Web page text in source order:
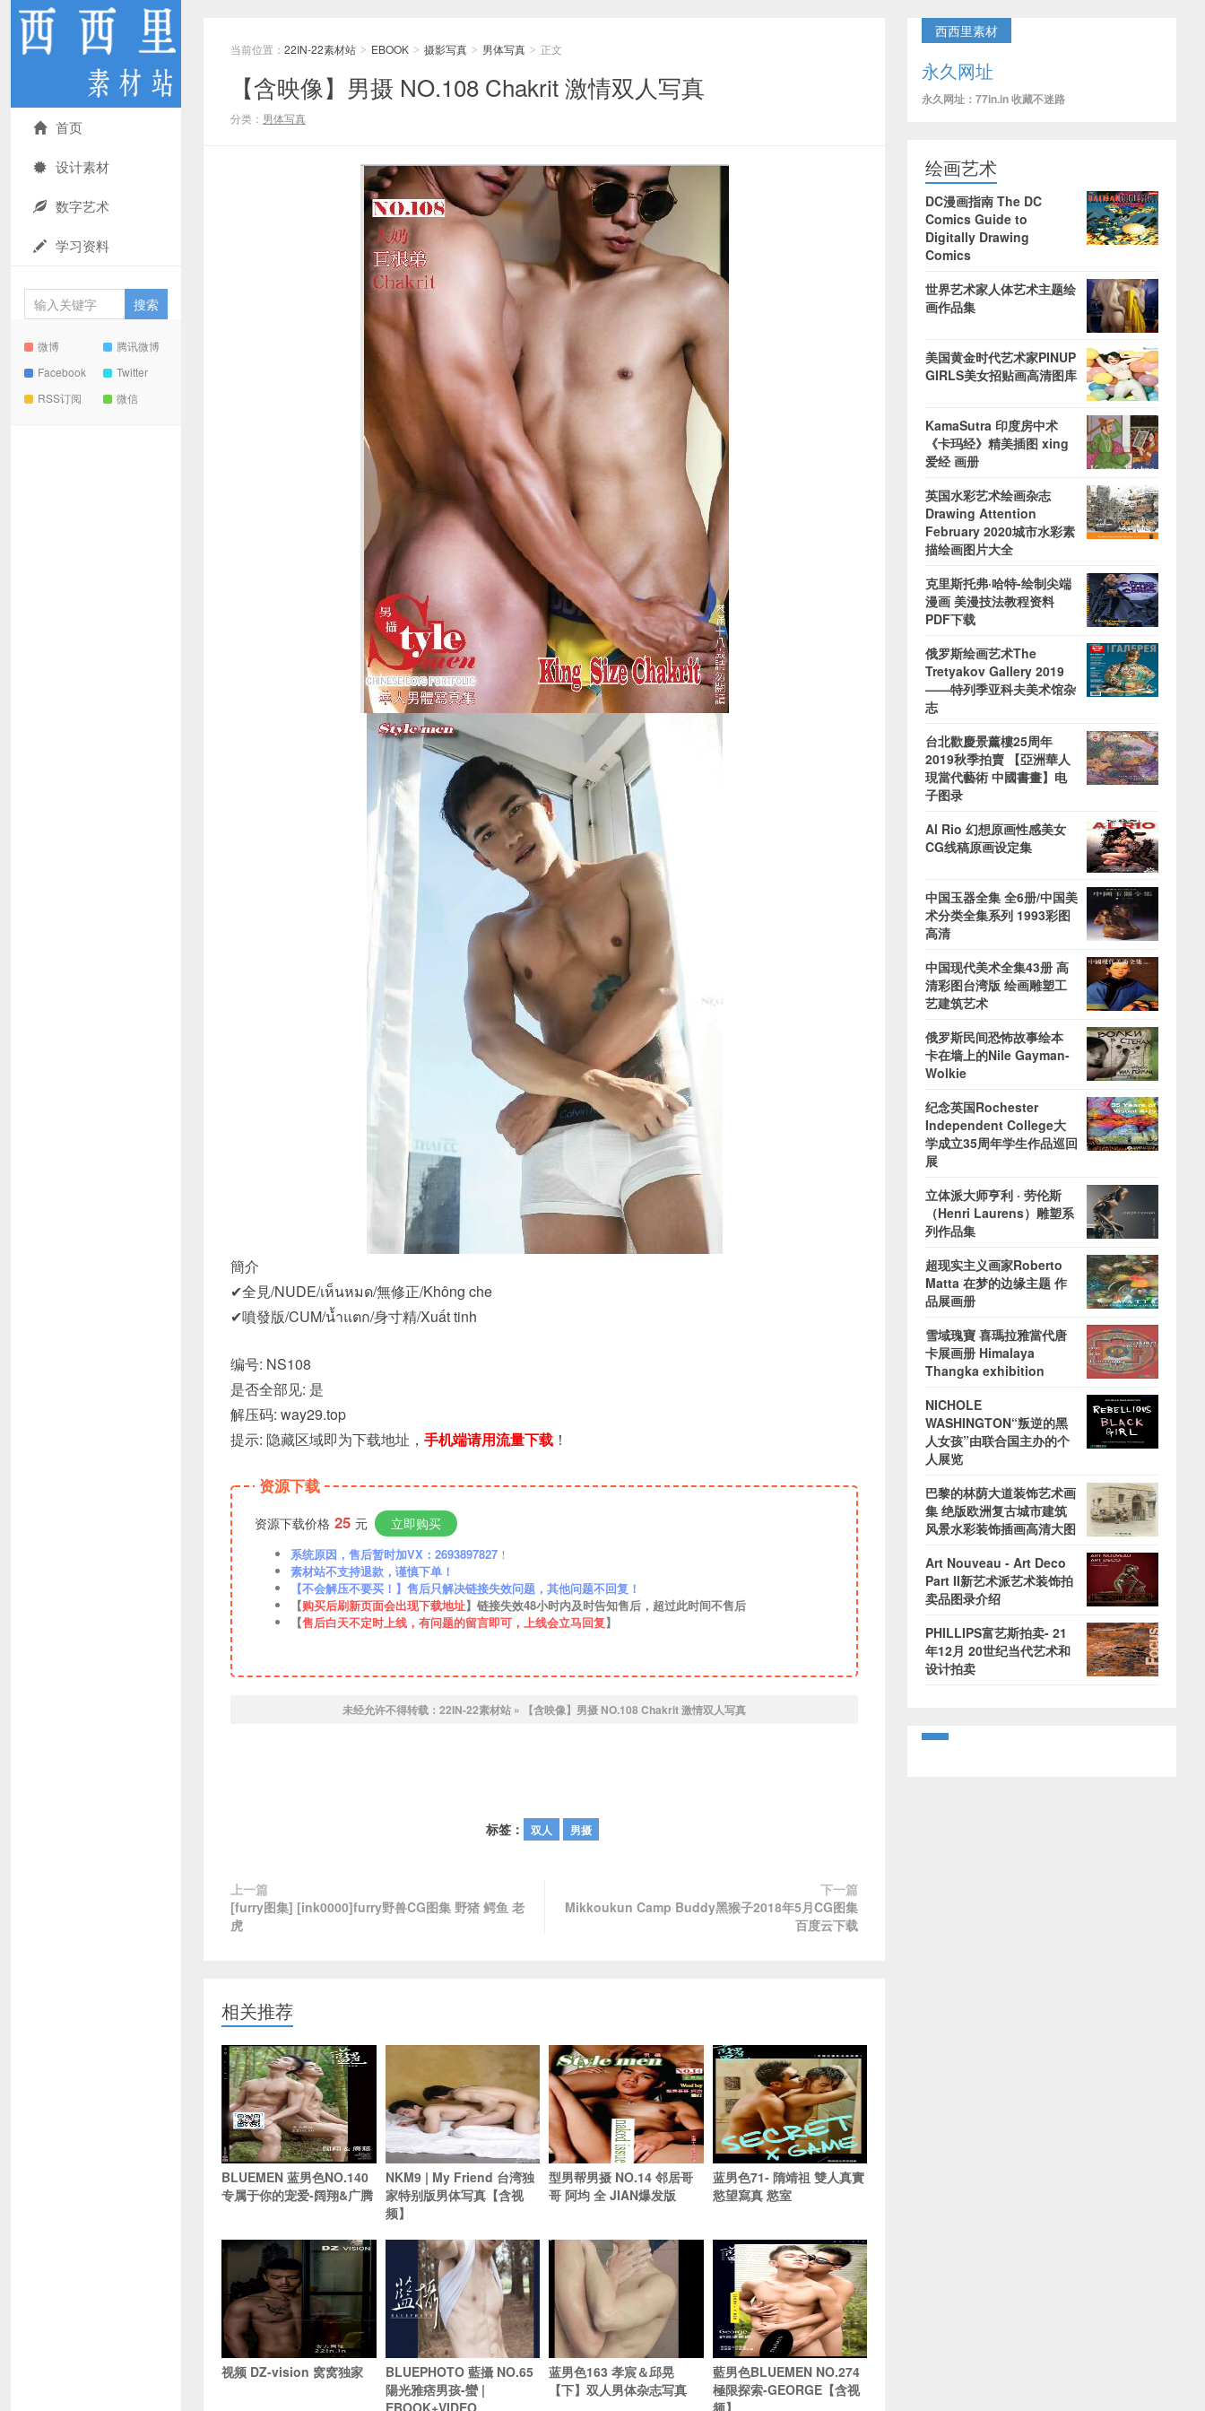
首页
设计素材
数字艺术
学习资料
微博
腾讯微博
Facebook
Twitter
RSS订阅
微信
当前位置： 22IN-22素材站 > EBOOK > 摄影写真 > 男体写真 > 正文
【含映像】男摄 NO.108 Chakrit 激情双人写真
分类： 男体写真
簡介
✔全見/NUDE/เห็นหมด/無修正/Không che
✔噴發版/CUM/น้ำแตก/身寸精/Xuất tinh
编号: NS108
是否全部见: 是
解压码: way29.top
提示: 隐藏区域即为下载地址， 手机端请用流量下载 ！
资源下载
资源下载价格 25 元 立即购买
系统原因，售后暂时加VX：2693897827 ！
素材站不支持退款，谨慎下单！
【不会解压不要买！】售后只解决链接失效问题，其他问题不回复！
【购买后刷新页面会出现下载地址】链接失效48小时内及时告知售后，超过此时间不售后
【售后白天不定时上线，有问题的留言即可，上线会立马回复】
未经允许不得转载： 22IN-22素材站 » 【含映像】男摄 NO.108 Chakrit 激情双人写真
标签： 双人 男摄
上一篇
[furry图集] [ink0000]furry野兽CG图集 野猪 鳄鱼 老
虎
下一篇
Mikkoukun Camp Buddy黑猴子2018年5月CG图集
百度云下载
相关推荐
BLUEMEN 蓝男色NO.140
专属于你的宠爱-阔翔&广腾
NKM9 | My Friend 台湾独
家特别版男体写真【含视
频】
型男帮男摄 NO.14 邻居哥
哥 阿均 全 JIAN爆发版
蓝男色71- 隋靖祖 雙人真實
慾望寫真 慾室
视频 DZ-vision 窝窝独家
BLUEPHOTO 藍攝 NO.65
陽光雅痞男孩-蠻 |
EBOOK+VIDEO
蓝男色163 孝宸＆邱晃
【下】双人男体杂志写真
藍男色BLUEMEN NO.274
極限探索-GEORGE【含视
频】
西西里素材
永久网址
永久网址：77in.in 收藏不迷路
绘画艺术
DC漫画指南 The DC
Comics Guide to
Digitally Drawing
Comics
世界艺术家人体艺术主题绘
画作品集
美国黄金时代艺术家PINUP
GIRLS美女招贴画高清图库
KamaSutra 印度房中术
《卡玛经》精美插图 xing
爱经 画册
英国水彩艺术绘画杂志
Drawing Attention
February 2020城市水彩素
描绘画图片大全
克里斯托弗·哈特-绘制尖端
漫画 美漫技法教程资料
PDF下载
俄罗斯绘画艺术The
Tretyakov Gallery 2019
——特列季亚科夫美术馆杂
志
台北歡慶景薰樓25周年
2019秋季拍賣 【亞洲華人
現當代藝術 中國書畫】电
子图录
Al Rio 幻想原画性感美女
CG线稿原画设定集
中国玉器全集 全6册/中国美
术分类全集系列 1993彩图
高清
中国现代美术全集43册 高
清彩图台湾版 绘画雕塑工
艺建筑艺术
俄罗斯民间恐怖故事绘本
卡在墙上的Nile Gayman-
Wolkie
纪念英国Rochester
Independent College大
学成立35周年学生作品巡回
展
立体派大师亨利 · 劳伦斯
（Henri Laurens）雕塑系
列作品集
超现实主义画家Roberto
Matta 在梦的边缘主题 作
品展画册
雪域瑰寶 喜瑪拉雅當代唐
卡展画册 Himalaya
Thangka exhibition
NICHOLE
WASHINGTON“叛逆的黑
人女孩”由联合国主办的个
人展览
巴黎的林荫大道装饰艺术画
集 绝版欧洲复古城市建筑
风景水彩装饰插画高清大图
Art Nouveau - Art Deco
Part II新艺术派艺术装饰拍
卖品图录介绍
PHILLIPS富艺斯拍卖- 21
年12月 20世纪当代艺术和
设计拍卖